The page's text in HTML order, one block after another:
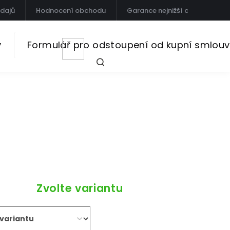
Hodnocení obchodu Garance nejnižší ceny
NÁKUPNÍ
Formulář pro odstoupení od kupní
Zvolte variantu